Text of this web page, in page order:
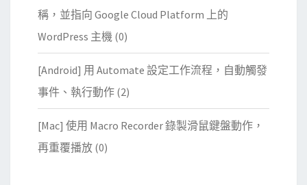
稱，並指向 Google Cloud Platform 上的
WordPress 主機 (0)
[Android] 用 Automate 設定工作流程，自動觸發
事件、執行動作 (2)
[Mac] 使用 Macro Recorder 錄製滑鼠鍵盤動作，
再重覆播放 (0)